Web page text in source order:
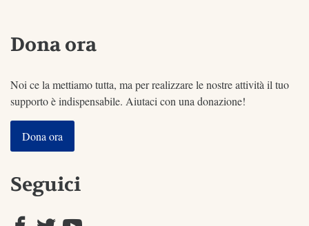
Dona ora
Noi ce la mettiamo tutta, ma per realizzare le nostre attività il tuo
supporto è indispensabile. Aiutaci con una donazione!
Dona ora
Seguici